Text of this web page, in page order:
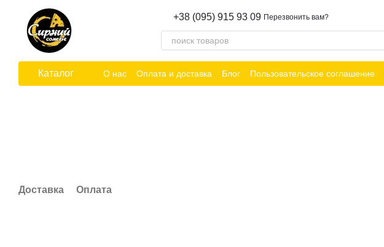
Перейти к основному контенту
+38 (095) 915 93 09 Перезвонить вам?
Каталог О нас Оплата и доставка Блог Пользовательское соглашение
Доставка Оплата